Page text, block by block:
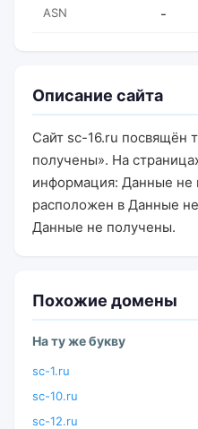
ASN -
Описание сайта
Сайт sc-16.ru посвящён
получены». На
информация: Данные не
расположен в Данные
Данные не получены.
Похожие домены
На ту же букву
sc-1.ru
sc-10.ru
sc-12.ru